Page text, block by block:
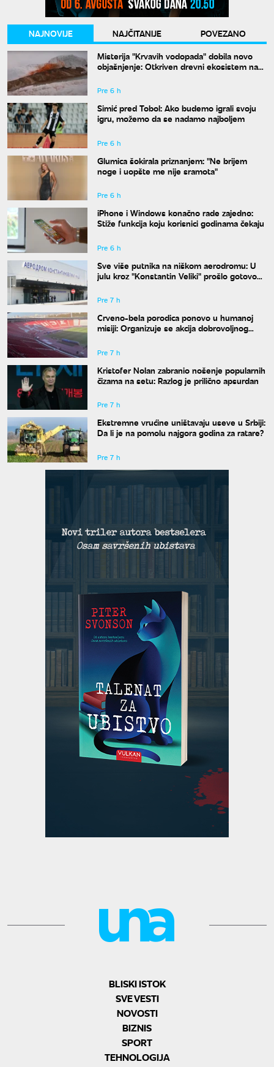
NAJNOVIJE NAJČITANIJE
POVEZANO
Misterija "Krvavih vodopada" dobila novo
objašnjenje: Otkriven drevni ekosistem na
Pre 6 h
Simić pred Tobol: Ako budemo igrali svoju
igru, možemo da se nadamo najboljem
Pre 6 h
Glumica šokirala priznanjem: "Ne brijem
noge i uopšte me nije sramota"
Pre 6 h
iPhone i Windows konačno rade zajedno:
Stiže funkcija koju korisnici godinama čekaju
Pre 6 h
Sve više putnika na niškom aerodromu: U
julu kroz "Konstantin Veliki" prošlo gotovo
Pre 7 h
Crveno-bela porodica ponovo u humanoj
misiji: Organizuje se akcija dobrovoljnog
Pre 7 h
Kristofer Nolan zabranio nošenje popularnih
čizama na setu: Razlog je prilično apsurdan
Pre 7 h
Ekstremne vrućine uništavaju useve u Srbiji:
Da li je na pomolu najgora godina za ratare?
Pre 7 h
BLISKI ISTOK
SVE VESTI
NOVOSTI
BIZNIS
SPORT
TEHNOLOGIJA